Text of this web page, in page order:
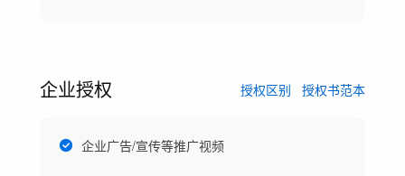
企业授权 授权区别 授权书范本
企业广告/宣传等推广视频